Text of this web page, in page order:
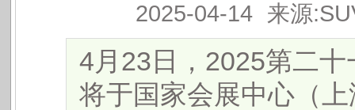
2025-04-14 来源
4月23日，2025第二
将于国家会展中心（